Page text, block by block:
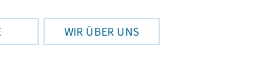
WIR ÜBER UNS